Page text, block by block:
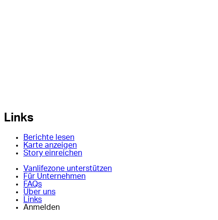
Links
Berichte lesen
Karte anzeigen
Story einreichen
Vanlifezone unterstützen
Für Unternehmen
FAQs
Über uns
Links
Anmelden